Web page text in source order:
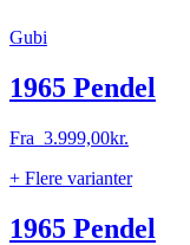
Gubi
1965 Pendel
Fra 3.999,00kr.
+ Flere varianter
1965 Pendel